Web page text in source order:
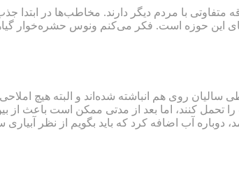
متفاوتی با مردم دیگر دارند. مخاطب‌ها در
این حوزه است. فکر می‌کنم ونوس حشره‌خوار
روی هم انباشته شده‌اند و البته هیچ
را تحمل کنند، اما بعد از مدتی ممکن است باعث
آب اضافه کرد که باید بگویم از نظر آبیاری